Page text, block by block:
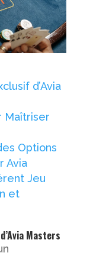
d’Avia
Maîtriser
Options
Avia
Jeu
et
Masters